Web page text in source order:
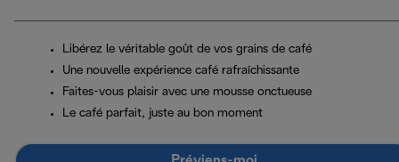
Libérez le véritable goût de vos grains de café
Une nouvelle expérience café rafraîchissante
Faites-vous plaisir avec une mousse onctueuse
Le café parfait, juste au bon moment